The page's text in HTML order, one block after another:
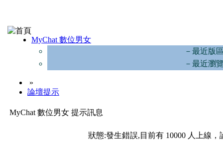
MyChat 數位男女
－最近版
－最近瀏
»
論壇提示
MyChat 數位男女 提示訊息
狀態:發生錯誤,目前有 10000 人上線